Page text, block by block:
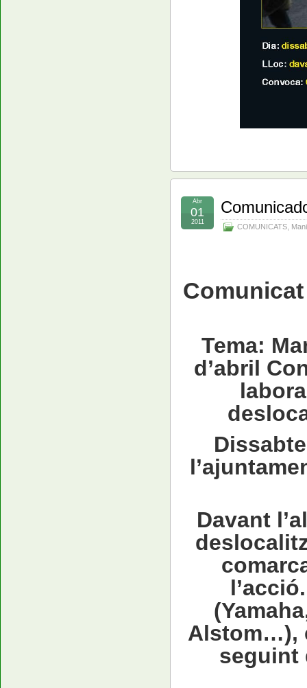
COMUNICATS
Abr
01
2011
Tema:
d’abril
Davant
Alstom…),
seguint